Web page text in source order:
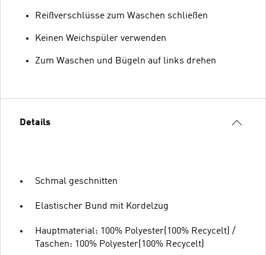
Reißverschlüsse zum Waschen schließen
Keinen Weichspüler verwenden
Zum Waschen und Bügeln auf links drehen
Details
Schmal geschnitten
Elastischer Bund mit Kordelzug
Hauptmaterial: 100% Polyester(100% Recycelt) /
Taschen: 100% Polyester(100% Recycelt)